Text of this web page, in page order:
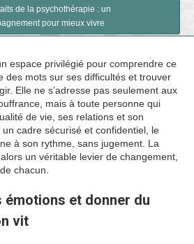
de la psychothérapie : un
pour mieux vivre
espace privilégié pour comprendre ce
des mots sur ses difficultés et trouver
Elle ne s’adresse pas seulement aux
mais à toute personne qui
de vie, ses relations et son
cadre sécurisé et confidentiel, le
à son rythme, sans jugement. La
un véritable levier de changement,
chacun.
émotions et donner du
vit